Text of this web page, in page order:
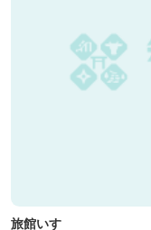
旅館いすゞ